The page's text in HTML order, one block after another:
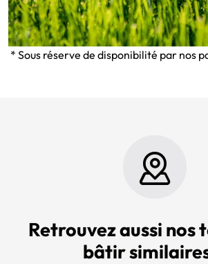
* Sous réserve de disponibilité par nos
Retrouvez aussi nos
bâtir